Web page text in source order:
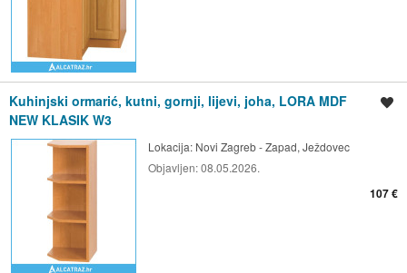
Kuhinjski ormarić, kutni, gornji, lijevi, joha, LORA MDF
NEW KLASIK W3
Lokacija: Novi Zagreb - Zapad, Ježdovec
Objavljen:08.05.2026.
107 €